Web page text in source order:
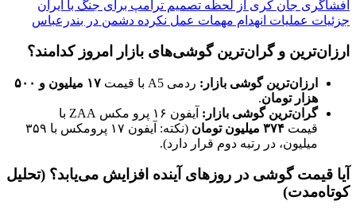
افشاگری جان کری از لحظه تصمیم ترامپ برای جنگ با ایران
جزئیات عملیات انهدام مهمات عمل‌ نکرده دشمن در بندرعباس
ارزان‌ترین و گران‌ترین گوشی‌های بازار امروز کدامند؟
ارزان‌ترین گوشی بازار: ردمی A5 با قیمت
۱۷ میلیون و ۵۰۰
هزار تومان.
گران‌ترین گوشی بازار:
آیفون ۱۶ پرو مکس ZAA با
قیمت ۳۷۴ میلیون تومان
(نکته: آیفون ۱۷ پرومکس با ۳۵۹
میلیون، در رتبه دوم قرار دارد).
آیا قیمت گوشی در روزهای آینده افزایش می‌یابد؟ (تحلیل
کوتاه‌مدت)